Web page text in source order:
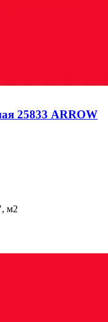
25833 ARROW
м2